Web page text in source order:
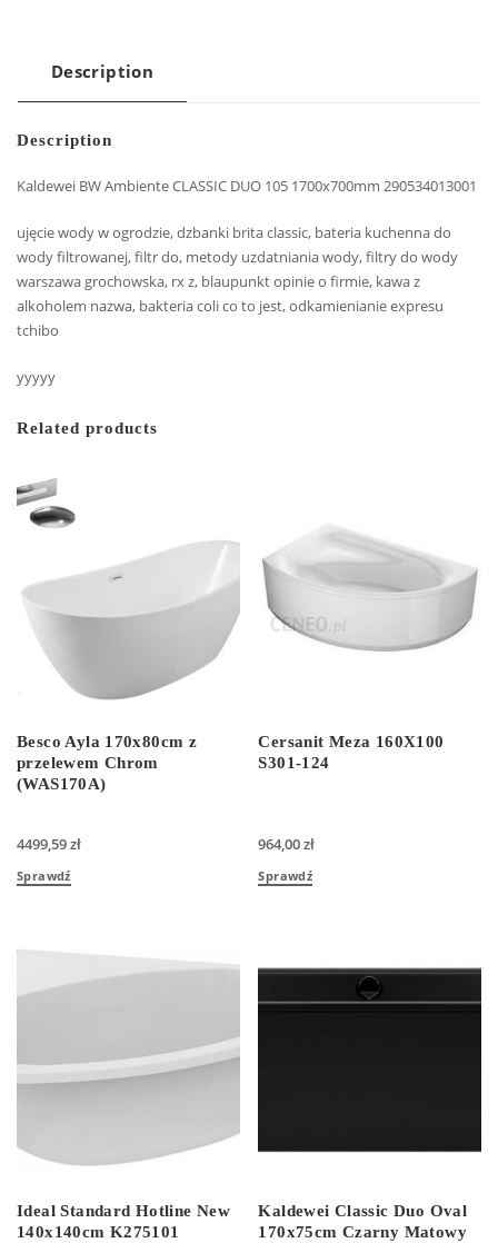
Description
Description
Kaldewei BW Ambiente CLASSIC DUO 105 1700x700mm 290534013001
ujęcie wody w ogrodzie, dzbanki brita classic, bateria kuchenna do
wody filtrowanej, filtr do, metody uzdatniania wody, filtry do wody
warszawa grochowska, rx z, blaupunkt opinie o firmie, kawa z
alkoholem nazwa, bakteria coli co to jest, odkamienianie expresu
tchibo
yyyyy
Related products
Besco Ayla 170x80cm z
przelewem Chrom
(WAS170A)
4499,59zł
Sprawdź
Cersanit Meza 160X100
S301-124
964,00zł
Sprawdź
Ideal Standard Hotline New
140x140cm K275101
Kaldewei Classic Duo Oval
170x75cm Czarny Matowy